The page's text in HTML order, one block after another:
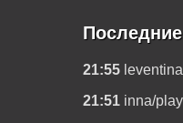
21:55
21:51 inna/